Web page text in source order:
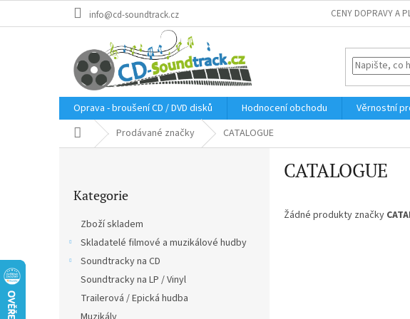
info@cd-soundtrack.cz CENY DOPRAVY A
Oprava - broušení CD / DVD disků Hodnocení obchodu Věrnostní
Domů Prodávané značky CATALOGUE
kategorie
Kategorie
Zboží skladem
Skladatelé filmové a muzikálové hudby
Soundtracky na CD
Soundtracky na LP / Vinyl
Trailerová / Epická hudba
CATALOGUE
Žádné produkty značky